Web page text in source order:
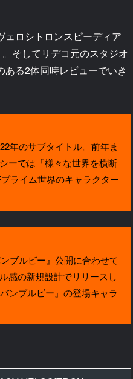
ロシトロンスピーディア
そしてリデコ元のスタジオ
る2体同時レビューでいき
年のサブタイトル。前年ま
ーでは「様々な世界を横断
ライム世界のキャラクター
ブルビー』公開に合わせて
感の新規設計でリリースし
ンブルビー』の登場キャラ